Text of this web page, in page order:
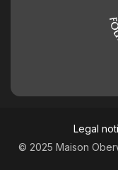
Legal
© 2025 Maison